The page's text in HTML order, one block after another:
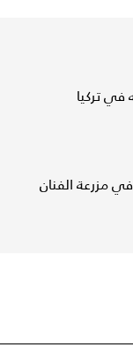
في تركيا
مزرعة الفنان